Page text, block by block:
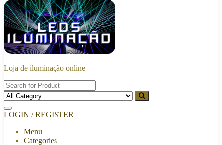
Loja de iluminação online
LOGIN / REGISTER
Menu
Categories